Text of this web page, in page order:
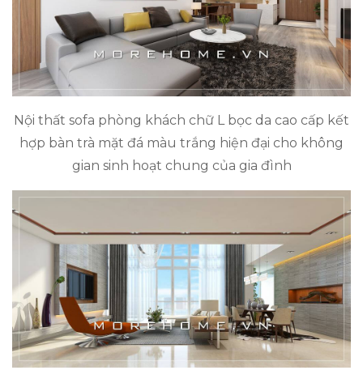
Nội thất sofa phòng khách chữ L bọc da cao cấp kết
hợp bàn trà mặt đá màu trắng hiện đại cho không
gian sinh hoạt chung của gia đình